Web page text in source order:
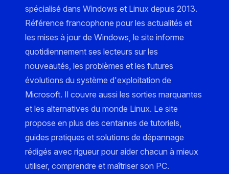
spécialisé dans Windows et Linux depuis 2013.
Référence francophone pour les actualités et
les mises à jour de Windows, le site informe
quotidiennement ses lecteurs sur les
nouveautés, les problèmes et les futures
évolutions du système d'exploitation de
Microsoft. Il couvre aussi les sorties marquantes
et les alternatives du monde Linux. Le site
propose en plus des centaines de tutoriels,
guides pratiques et solutions de dépannage
rédigés avec rigueur pour aider chacun à mieux
utiliser, comprendre et maîtriser son PC.